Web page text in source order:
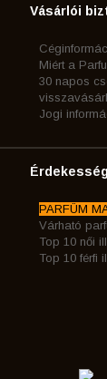
Vásárlói
Miért a
30 napos
Jogi
PARFÜM
Várható
Top 10 női
Top 10 férfi